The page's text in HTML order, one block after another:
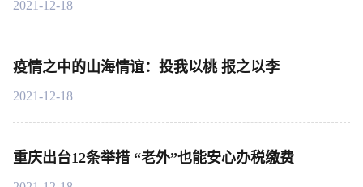
2021-12-18
疫情之中的山海情谊：投我以桃 报之以李
2021-12-18
重庆出台12条举措 “老外”也能安心办税缴费